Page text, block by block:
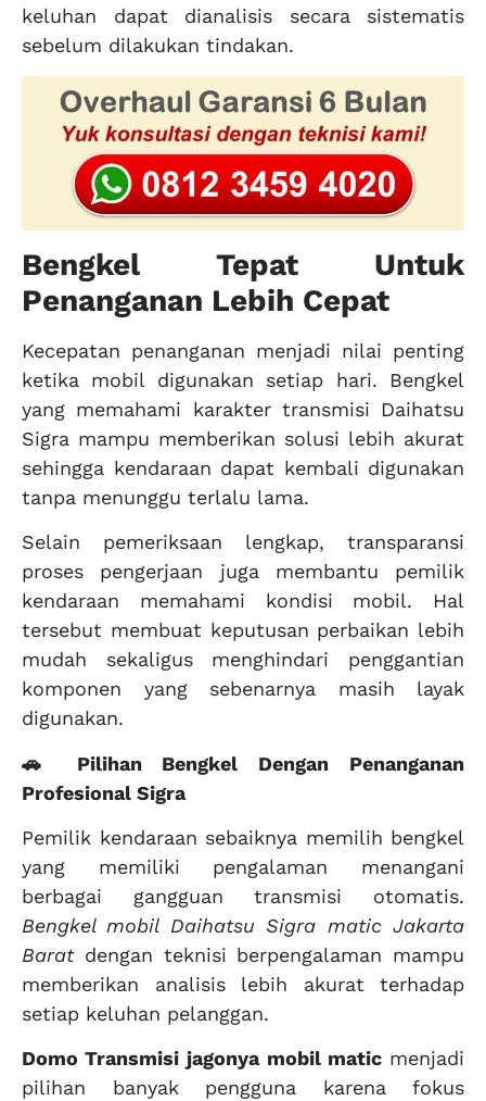
keluhan dapat dianalisis secara sistematis
sebelum dilakukan tindakan.
Bengkel Tepat Untuk
Penanganan Lebih Cepat
Kecepatan penanganan menjadi nilai penting
ketika mobil digunakan setiap hari. Bengkel
yang memahami karakter transmisi Daihatsu
Sigra mampu memberikan solusi lebih akurat
sehingga kendaraan dapat kembali digunakan
tanpa menunggu terlalu lama.
Selain pemeriksaan lengkap, transparansi
proses pengerjaan juga membantu pemilik
kendaraan memahami kondisi mobil. Hal
tersebut membuat keputusan perbaikan lebih
mudah sekaligus menghindari penggantian
komponen yang sebenarnya masih layak
digunakan.
🚗 Pilihan Bengkel Dengan Penanganan
Profesional Sigra
Pemilik kendaraan sebaiknya memilih bengkel
yang memiliki pengalaman menangani
berbagai gangguan transmisi otomatis.
Bengkel mobil Daihatsu Sigra matic Jakarta
Baratdengan teknisi berpengalaman mampu
memberikan analisis lebih akurat terhadap
setiap keluhan pelanggan.
Domo Transmisi jagonya mobil maticmenjadi
pilihan banyak pengguna karena fokus